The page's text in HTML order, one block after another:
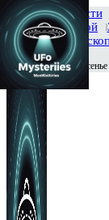
Главная Новости
Тайны вселенной
История
Сегодня